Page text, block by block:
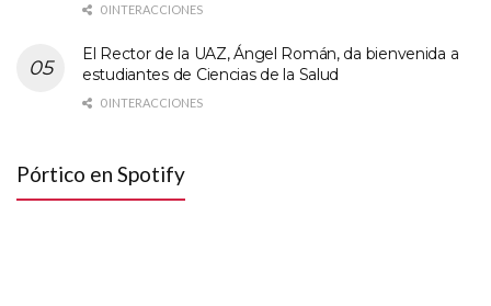
0 INTERACCIONES
El Rector de la UAZ, Ángel Román, da bienvenida a
estudiantes de Ciencias de la Salud
0 INTERACCIONES
Pórtico en Spotify